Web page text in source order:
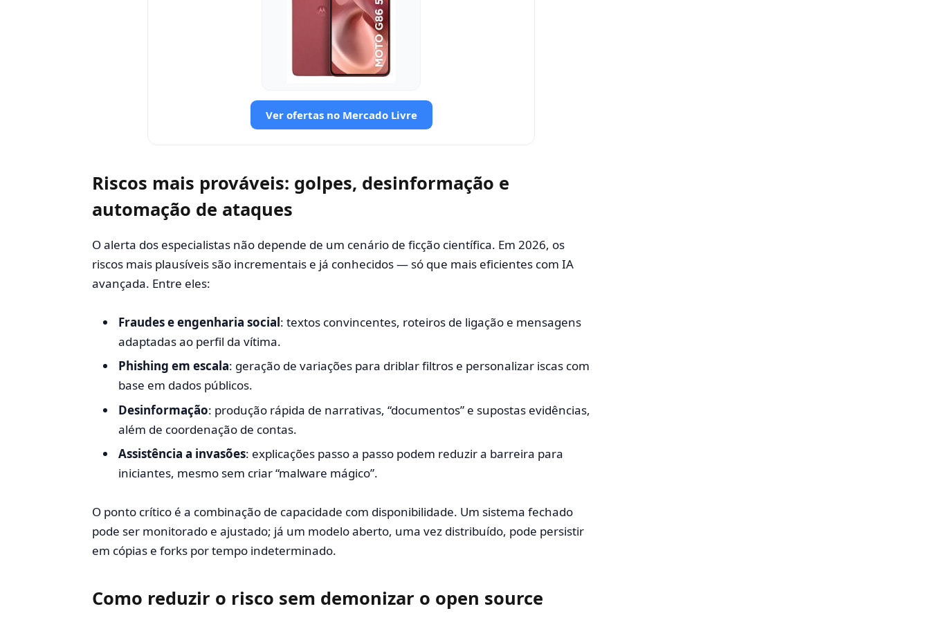
Ver ofertas no Mercado Livre
Riscos mais prováveis: golpes, desinformação e
automação de ataques
O alerta dos especialistas não depende de um cenário de ficção científica. Em 2026, os
riscos mais plausíveis são incrementais e já conhecidos — só que mais eficientes com IA
avançada. Entre eles:
Fraudes e engenharia social: textos convincentes, roteiros de ligação e mensagens
adaptadas ao perfil da vítima.
Phishing em escala: geração de variações para driblar filtros e personalizar iscas com
base em dados públicos.
Desinformação: produção rápida de narrativas, “documentos” e supostas evidências,
além de coordenação de contas.
Assistência a invasões: explicações passo a passo podem reduzir a barreira para
iniciantes, mesmo sem criar “malware mágico”.
O ponto crítico é a combinação de capacidade com disponibilidade. Um sistema fechado
pode ser monitorado e ajustado; já um modelo aberto, uma vez distribuído, pode persistir
em cópias e forks por tempo indeterminado.
Como reduzir o risco sem demonizar o open source